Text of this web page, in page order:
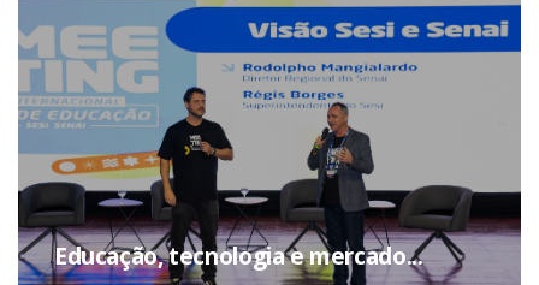
Educação, tecnologia e mercado...
“
Sim, as empresas tem espaço para
falar de saúde mental! Parabéns ao
Sesi/MS pelos projetos lançados.
Eveli Vasconcelos